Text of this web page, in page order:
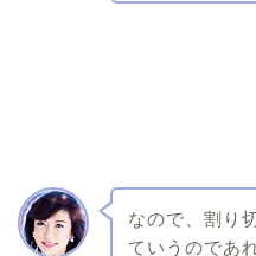
なので、割り
ていうのであ